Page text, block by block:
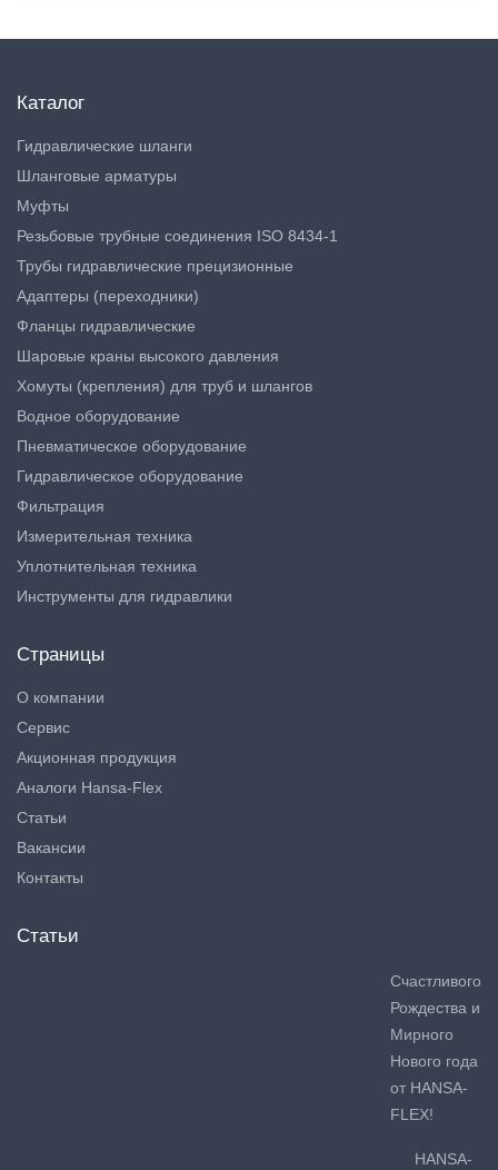
Каталог
Гидравлические шланги
Шланговые арматуры
Муфты
Резьбовые трубные соединения ISO 8434-1
Трубы гидравлические прецизионные
Адаптеры (переходники)
Фланцы гидравлические
Шаровые краны высокого давления
Хомуты (крепления) для труб и шлангов
Водное оборудование
Пневматическое оборудование
Гидравлическое оборудование
Фильтрация
Измерительная техника
Уплотнительная техника
Инструменты для гидравлики
Страницы
О компании
Сервис
Акционная продукция
Аналоги Hansa-Flex
Статьи
Вакансии
Контакты
Статьи
Счастливого
Рождества и
Мирного
Нового года
от HANSA-
FLEX!
HANSA-